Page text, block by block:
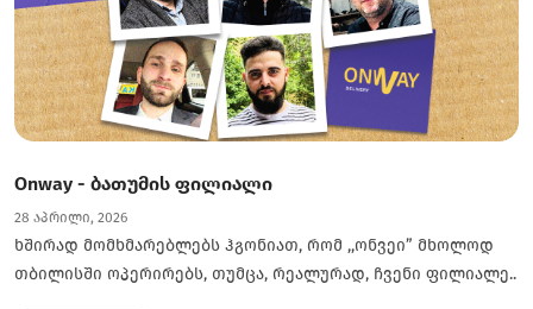
Onway - ბათუმის ფილიალი
28 აპრილი, 2026
ხშირად მომხმარებლებს ჰგონიათ, რომ ,,ონვეი” მხოლოდ
თბილისში ოპერირებს, თუმცა, რეალურად, ჩვენი ფილიალე..